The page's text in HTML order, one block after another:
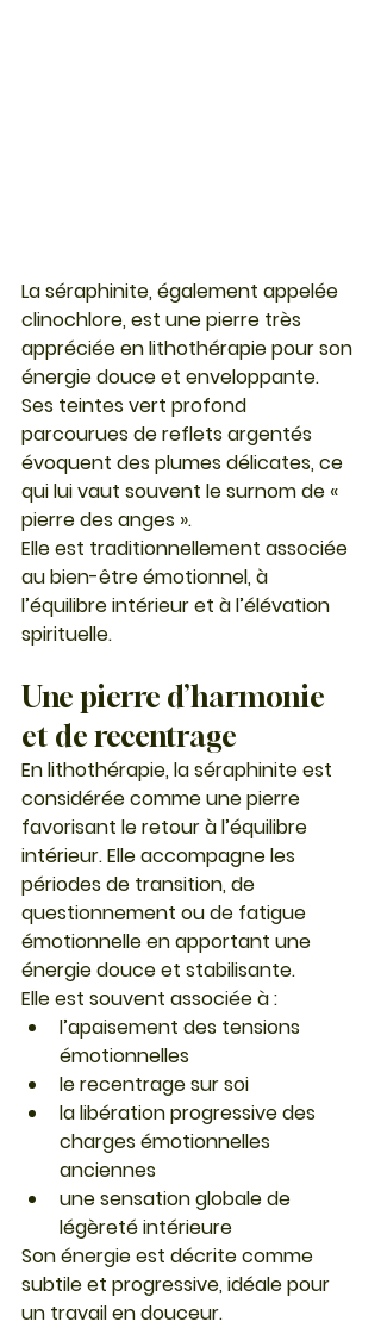
La séraphinite, également appelée
clinochlore, est une pierre très
appréciée en lithothérapie pour son
énergie douce et enveloppante.
Ses teintes vert profond
parcourues de reflets argentés
évoquent des plumes délicates, ce
qui lui vaut souvent le surnom de «
pierre des anges ».
Elle est traditionnellement associée
au bien-être émotionnel, à
l’équilibre intérieur et à l’élévation
spirituelle.
Une pierre d’harmonie
et de recentrage
En lithothérapie, la séraphinite est
considérée comme une pierre
favorisant le retour à l’équilibre
intérieur. Elle accompagne les
périodes de transition, de
questionnement ou de fatigue
émotionnelle en apportant une
énergie douce et stabilisante.
Elle est souvent associée à :
l’apaisement des tensions
émotionnelles
le recentrage sur soi
la libération progressive des
charges émotionnelles
anciennes
une sensation globale de
légèreté intérieure
Son énergie est décrite comme
subtile et progressive, idéale pour
un travail en douceur.